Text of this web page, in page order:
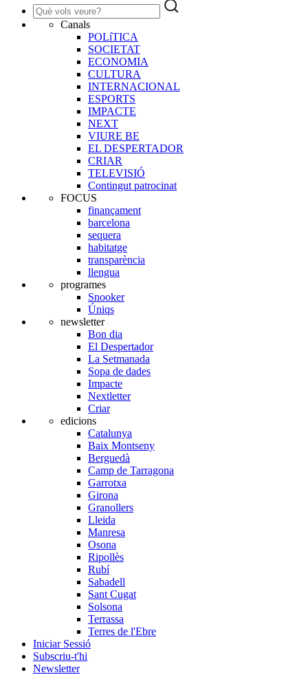
Canals
POLíTICA
SOCIETAT
ECONOMIA
CULTURA
INTERNACIONAL
ESPORTS
IMPACTE
NEXT
VIURE BE
EL DESPERTADOR
CRIAR
TELEVISIÓ
Contingut patrocinat
FOCUS
finançament
barcelona
sequera
habitatge
transparència
llengua
programes
Snooker
Úniqs
newsletter
Bon dia
El Despertador
La Setmanada
Sopa de dades
Impacte
Nextletter
Criar
edicions
Catalunya
Baix Montseny
Berguedà
Camp de Tarragona
Garrotxa
Girona
Granollers
Lleida
Manresa
Osona
Ripollès
Rubí
Sabadell
Sant Cugat
Solsona
Terrassa
Terres de l'Ebre
Iniciar Sessió
Subscriu-t'hi
Newsletter